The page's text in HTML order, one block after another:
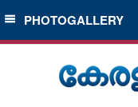
SECTIONS
HOME
PHOTOGALLERY